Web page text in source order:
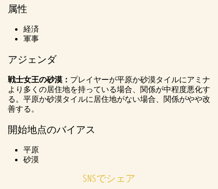
y
再生
をク
リッ
クす
る
と、
YouTu
beの
プラ
イバ
シー
属性
経済
軍事
アジェンダ
戦士女王の砂漠： プレイヤーが平原か砂漠タイルにアミナ
より多くの居住地を持っている場合、関係が中程度悪化す
る。平原か砂漠タイルに居住地がない場合、関係がやや改
善する。
開始地点のバイアス
平原
砂漠
SNSでシェア